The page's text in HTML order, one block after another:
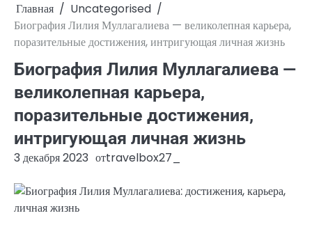
Главная
Uncategorised
Биография Лилия Муллагалиева — великолепная карьера,
поразительные достижения, интригующая личная жизнь
Биография Лилия Муллагалиева —
великолепная карьера,
поразительные достижения,
интригующая личная жизнь
3 декабря 2023 отtravelbox27_